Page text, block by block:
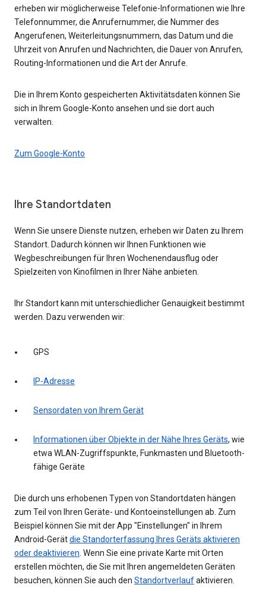
erheben wir möglicherweise Telefonie-Informationen wie Ihre
Telefonnummer, die Anrufernummer, die Nummer des
Angerufenen, Weiterleitungsnummern, das Datum und die
Uhrzeit von Anrufen und Nachrichten, die Dauer von Anrufen,
Routing-Informationen und die Art der Anrufe.
Die in Ihrem Konto gespeicherten Aktivitätsdaten können Sie
sich in Ihrem Google-Konto ansehen und sie dort auch
verwalten.
Zum Google-Konto
Ihre Standortdaten
Wenn Sie unsere Dienste nutzen, erheben wir Daten zu Ihrem
Standort. Dadurch können wir Ihnen Funktionen wie
Wegbeschreibungen für Ihren Wochenendausflug oder
Spielzeiten von Kinofilmen in Ihrer Nähe anbieten.
Ihr Standort kann mit unterschiedlicher Genauigkeit bestimmt
werden. Dazu verwenden wir:
GPS
IP-Adresse
Sensordaten von Ihrem Gerät
Informationen über Objekte in der Nähe Ihres Geräts, wie
etwa WLAN-Zugriffspunkte, Funkmasten und Bluetooth-
fähige Geräte
Die durch uns erhobenen Typen von Standortdaten hängen
zum Teil von Ihren Geräte- und Kontoeinstellungen ab. Zum
Beispiel können Sie mit der App "Einstellungen" in Ihrem
Android-Gerätdie Standorterfassung Ihres Geräts aktivieren
oder deaktivieren. Wenn Sie eine private Karte mit Orten
erstellen möchten, die Sie mit Ihren angemeldeten Geräten
besuchen, können Sie auch den Standortverlaufaktivieren.